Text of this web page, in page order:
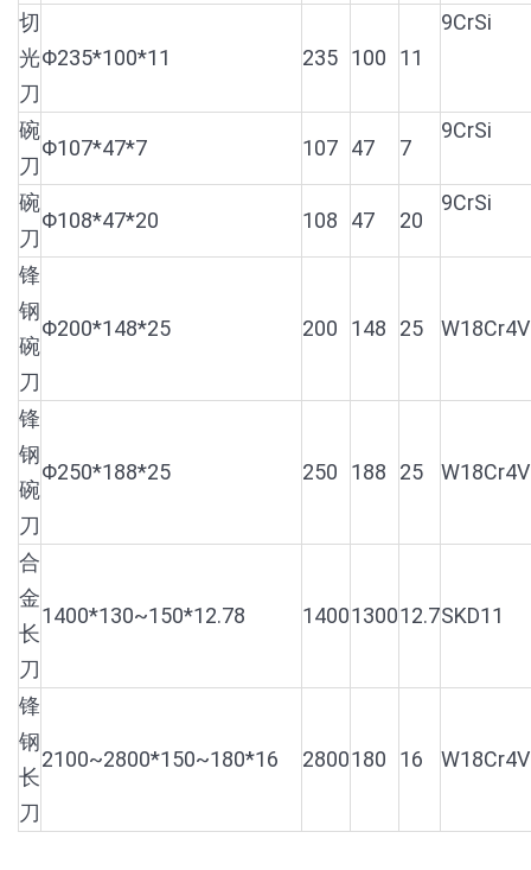
切
光
刀
Φ235*100*11 235 100 11
9CrSi
碗
刀
Φ107*47*7 107 47 7
9CrSi
碗
刀
Φ108*47*20 108 47 20
9CrSi
锋
钢
碗
刀
Φ200*148*25 200 148 25
锋
钢
碗
刀
Φ250*188*25 250 188 25
合
金
长
刀
1400*130~150*12.78 1400130012.7SKD11
锋
钢
长
刀
2100~2800*150~180*16 2800180 16